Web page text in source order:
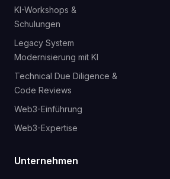
KI-Workshops &
Schulungen
Legacy System
Modernisierung mit KI
Technical Due Diligence &
Code Reviews
Web3-Einführung
Web3-Expertise
Unternehmen